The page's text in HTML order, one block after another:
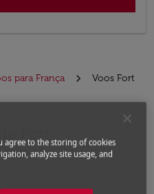
para França
Voos Fort
Fort
agree to the storing of cookies
analyze site usage, and